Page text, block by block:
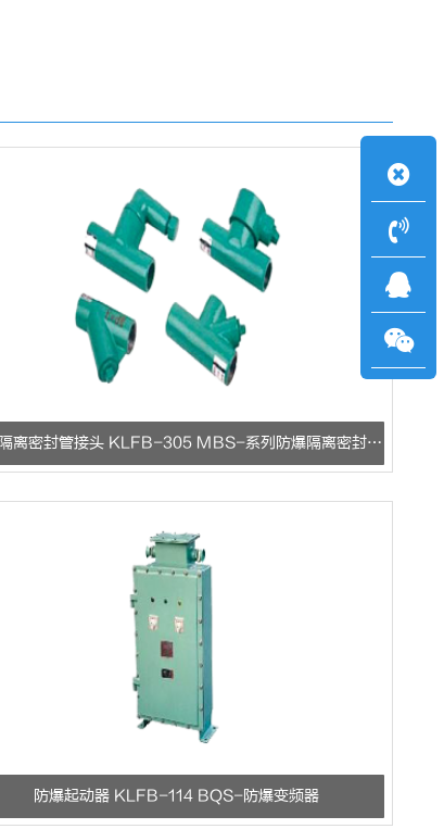
防爆隔离密封管接头 KLFB-305 MBS-系列防爆隔离密封管接头
防爆起动器 KLFB-114 BQS-防爆变频器